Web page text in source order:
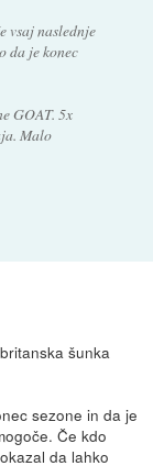
vsaj naslednje
da je konec
GOAT. 5x
Malo
šunka
sezone in da je
Če kdo
da lahko